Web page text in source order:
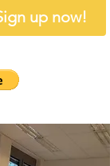
up now!